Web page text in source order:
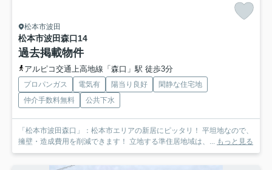
松本市波田
松本市波田森口14
過去掲載物件
アルピコ交通上高地線「森口」駅 徒歩3分
プロパンガス 電気有 陽当り良好
閑静な住宅地
仲介手数料無料
公共下水
「松本市波田森口」：松本市エリアの新居にピッタリ！ 平坦地なので、
擁壁・造成費用を削減できます！ 立地する準住居地域は、... もっと見る